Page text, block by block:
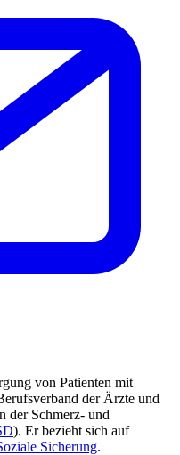
von Patienten mit
der Ärzte und
der Schmerz- und
). Er bezieht sich auf
Sicherung.